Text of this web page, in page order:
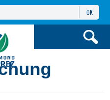
OK